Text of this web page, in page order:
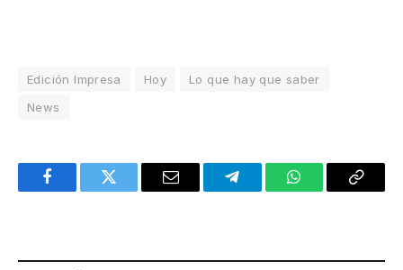
Edición Impresa Hoy
Lo que hay que saber
News
FacebookTwitter Email TelegramWhatsAppCopy